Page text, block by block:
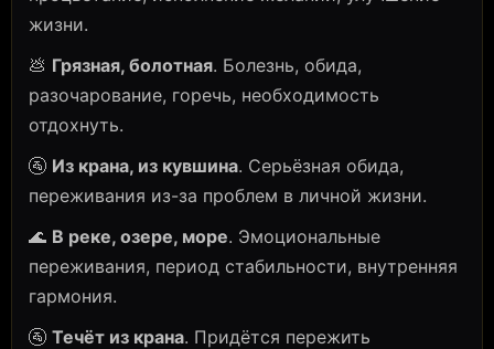
жизни.
💩 Грязная, болотная. Болезнь, обида,
разочарование, горечь, необходимость
отдохнуть.
🚰 Из крана, из кувшина. Серьёзная обида,
переживания из-за проблем в личной жизни.
🌊 В реке, озере, море. Эмоциональные
переживания, период стабильности, внутренняя
гармония.
🚰 Течёт из крана. Придётся пережить